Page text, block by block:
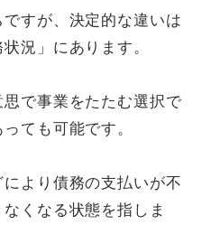
すが、決定的な違いは
況」にあります。
で事業をたたむ選択で
ても可能です。
より債務の支払いが不
くなる状態を指しま